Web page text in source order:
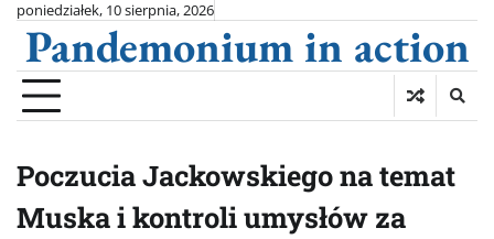
Skip
content
poniedziałek, 10 sierpnia, 2026
Pandemonium in action
Poczucia Jackowskiego na temat
Muska i kontroli umysłów za